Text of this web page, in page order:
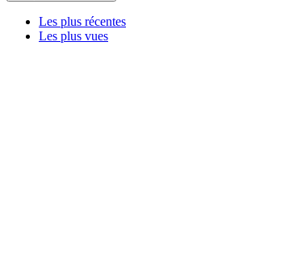
Les plus récentes
Les plus vues